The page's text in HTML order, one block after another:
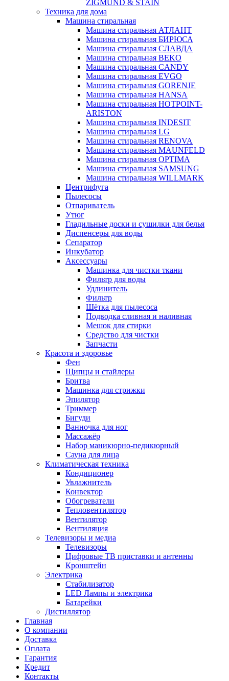
ZIGMUND & STAIN
Техника для дома
Машина стиральная
Машина стиральная АТЛАНТ
Машина стиральная БИРЮСА
Машина стиральная СЛАВДА
Машина стиральная BEKO
Машина стиральная CANDY
Машина стиральная EVGO
Машина стиральная GORENJE
Машина стиральная HANSA
Машина стиральная HOTPOINT-
ARISTON
Машина стиральная INDESIT
Машина стиральная LG
Машина стиральная RENOVA
Машина стиральная MAUNFELD
Машина стиральная OPTIMA
Машина стиральная SAMSUNG
Машина стиральная WILLMARK
Центрифуга
Пылесосы
Отпариватель
Утюг
Гладильные доски и сушилки для белья
Диспенсеры для воды
Сепаратор
Инкубатор
Аксессуары
Машинка для чистки ткани
Фильтр для воды
Удлинитель
Фильтр
Шётка для пылесоса
Подводка сливная и наливная
Мешок для стирки
Средство для чистки
Запчасти
Красота и здоровье
Фен
Щипцы и стайлеры
Бритва
Машинка для стрижки
Эпилятор
Триммер
Бигуди
Ванночка для ног
Массажёр
Набор маникюрно-педикюрный
Сауна для лица
Климатическая техника
Кондиционер
Увлажнитель
Конвектор
Обогреватели
Тепловентилятор
Вентилятор
Вентиляция
Телевизоры и медиа
Телевизоры
Цифровые ТВ приставки и антенны
Кронштейн
Электрика
Стабилизатор
LED Лампы и электрика
Батарейки
Дистиллятор
Главная
О компании
Доставка
Оплата
Гарантия
Кредит
Контакты